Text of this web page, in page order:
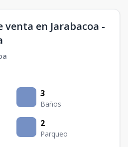
en Jarabacoa -
3
Baños
2
Parqueo